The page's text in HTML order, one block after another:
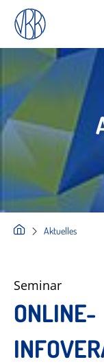
Aktuelles
Seminar
ONLINE-